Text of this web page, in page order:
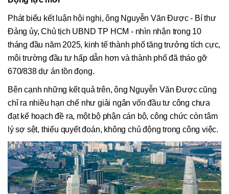
Phát biểu kết luận hội nghị, ông Nguyễn Văn Được - Bí thư
Đảng ủy, Chủ tịch UBND TP HCM - nhìn nhận trong 10
tháng đầu năm 2025, kinh tế thành phố tăng trưởng tích cực,
môi trường đầu tư hấp dẫn hơn và thành phố đã tháo gỡ
670/838 dự án tồn đọng.
Bên cạnh những kết quả trên, ông Nguyễn Văn Được cũng
chỉ ra nhiều hạn chế như giải ngân vốn đầu tư công chưa
đạt kế hoạch đề ra, một bộ phận cán bộ, công chức còn tâm
lý sợ sệt, thiếu quyết đoán, không chủ động trong công việc.